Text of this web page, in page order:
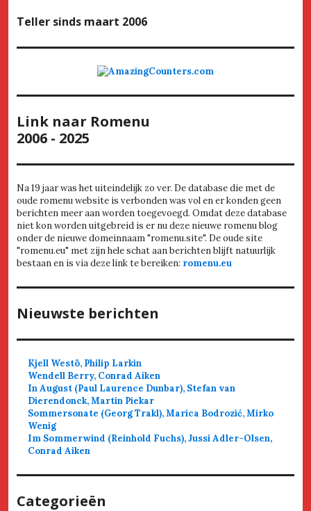
Teller sinds maart 2006
Link naar Romenu
2006 - 2025
Na 19 jaar was het uiteindelijk zo ver. De database die met de
oude romenu website is verbonden was vol en er konden geen
berichten meer aan worden toegevoegd. Omdat deze database
niet kon worden uitgebreid is er nu deze nieuwe romenu blog
onder de nieuwe domeinnaam "romenu.site". De oude site
"romenu.eu" met zijn hele schat aan berichten blijft natuurlijk
bestaan en is via deze link te bereiken: romenu.eu
Nieuwste berichten
Kjell Westö, Philip Larkin
Wendell Berry, Conrad Aiken
In August (Paul Laurence Dunbar), Stefan van
Dierendonck, Martin Piekar
Sommersonate (Georg Trakl), Marica Bodrozić, Mirko
Wenig
Im Sommerwind (Reinhold Fuchs), Jussi Adler-Olsen,
Conrad Aiken
Categorieën